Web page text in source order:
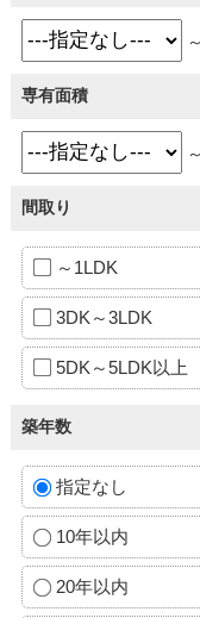
～
専有面積
～
間取り
～1LDK
3DK～3LDK
5DK～5LDK以上
築年数
指定なし
10年以内
20年以内